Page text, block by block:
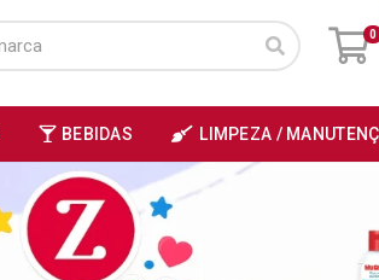
0
BEBIDAS LIMPEZA /